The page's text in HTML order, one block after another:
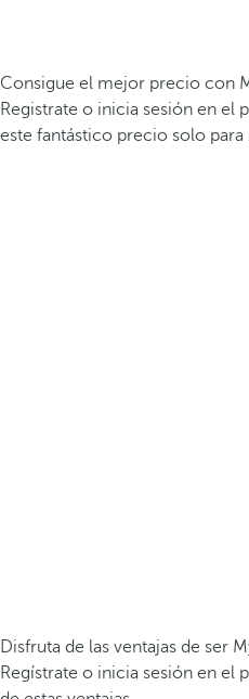
Consigue el mejor precio con
Registrate o inicia sesión en el
este fantástico precio solo
Disfruta de las ventajas de ser
Regístrate o inicia sesión en el